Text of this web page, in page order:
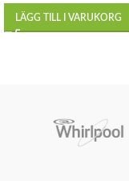
LÄGG TILL I VARUKORG